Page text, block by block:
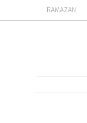
RAMAZAN